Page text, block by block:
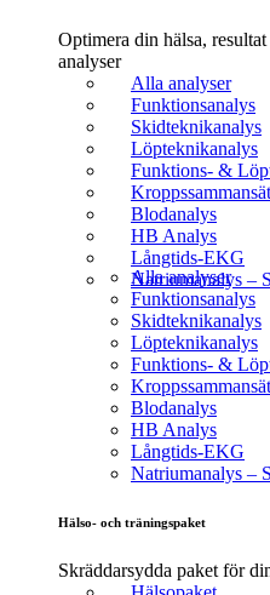
Optimera din hälsa,
analyser
Alla analyser
Funktionsanalys
Skidteknikanalys
Löpteknikanalys
Funktions- &
Blodanalys
HB Analys
Långtids-EKG
Natriumanalys –
Alla analyser
Funktionsanalys
Skidteknikanalys
Löpteknikanalys
Funktions- &
Blodanalys
HB Analys
Långtids-EKG
Natriumanalys –
Hälso- och träningspaket
Skräddarsydda paket för